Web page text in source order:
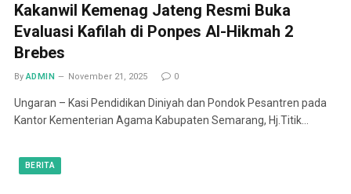
Kakanwil Kemenag Jateng Resmi Buka
Evaluasi Kafilah di Ponpes Al-Hikmah 2
Brebes
By ADMIN November 21, 2025 0
Ungaran – Kasi Pendidikan Diniyah dan Pondok Pesantren pada
Kantor Kementerian Agama Kabupaten Semarang, Hj.Titik…
BERITA